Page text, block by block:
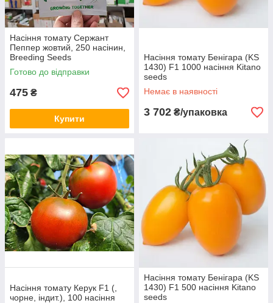
Насіння томату Сержант
Пеппер жовтий, 250 насінин,
Breeding Seeds
Готово до відправки
475 ₴
Купити
Насіння томату Бенігара (KS
1430) F1 1000 насіння Kitano
seeds
Немає в наявності
3 702 ₴/упаковка
Насіння томату Керук F1 (,
чорне, індит.), 100 насіння
Насіння томату Бенігара (KS
1430) F1 500 насіння Kitano
seeds